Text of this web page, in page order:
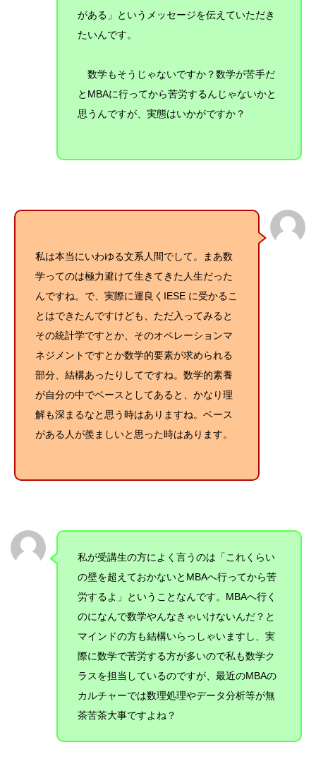
がある」というメッセージを伝えていただき
たいんです。
数学もそうじゃないですか？数学が苦手だ
とMBAに行ってから苦労するんじゃないかと
思うんですが、実態はいかがですか？
私は本当にいわゆる文系人間でして。まあ数
学ってのは極力避けて生きてきた人生だった
んですね。で、実際に運良くIESE に受かるこ
とはできたんですけども、ただ入ってみると
その統計学ですとか、そのオペレーションマ
ネジメントですとか数学的要素が求められる
部分、結構あったりしてですね。数学的素養
が自分の中でベースとしてあると、かなり理
解も深まるなと思う時はありますね。ベース
がある人が羨ましいと思った時はあります。
私が受講生の方によく言うのは「これくらい
の壁を超えておかないとMBAへ行ってから苦
労するよ」ということなんです。MBAへ行く
のになんで数学やんなきゃいけないんだ？と
マインドの方も結構いらっしゃいますし、実
際に数学で苦労する方が多いので私も数学ク
ラスを担当しているのですが、最近のMBAの
カルチャーでは数理処理やデータ分析等が無
茶苦茶大事ですよね？